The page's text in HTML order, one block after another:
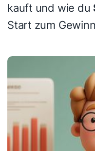
kauft und wie du
Start zum